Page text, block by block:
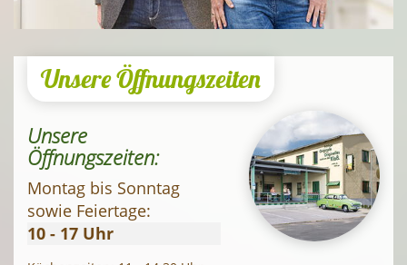
Unsere Öffnungszeiten
Unsere
Öffnungszeiten:
Montag bis Sonntag
sowie Feiertage:
10 - 17 Uhr